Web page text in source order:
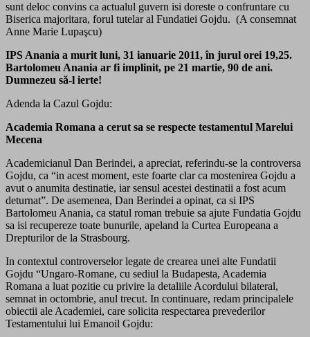
sunt deloc convins ca actualul guvern isi doreste o confruntare cu
Biserica majoritara, forul tutelar al Fundatiei Gojdu. (A consemnat
Anne Marie Lupaşcu)
IPS Anania a murit luni, 31 ianuarie 2011, în jurul orei 19,25.
Bartolomeu Anania ar fi implinit, pe 21 martie, 90 de ani.
Dumnezeu să-l ierte!
Adenda la Cazul Gojdu:
Academia Romana a cerut sa se respecte testamentul Marelui
Mecena
Academicianul Dan Berindei, a apreciat, referindu-se la controversa
Gojdu, ca “in acest moment, este foarte clar ca mostenirea Gojdu a
avut o anumita destinatie, iar sensul acestei destinatii a fost acum
deturnat”. De asemenea, Dan Berindei a opinat, ca si IPS
Bartolomeu Anania, ca statul roman trebuie sa ajute Fundatia Gojdu
sa isi recupereze toate bunurile, apeland la Curtea Europeana a
Drepturilor de la Strasbourg.
In contextul controverselor legate de crearea unei alte Fundatii
Gojdu “Ungaro-Romane, cu sediul la Budapesta, Academia
Romana a luat pozitie cu privire la detaliile Acordului bilateral,
semnat in octombrie, anul trecut. In continuare, redam principalele
obiectii ale Academiei, care solicita respectarea prevederilor
Testamentului lui Emanoil Gojdu: